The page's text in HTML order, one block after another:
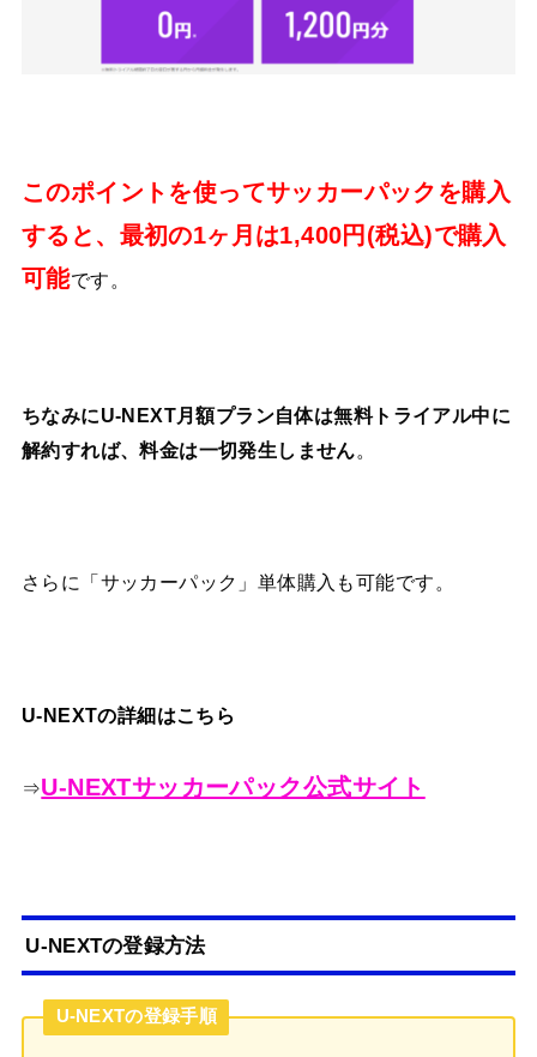
このポイントを使ってサッカーパックを購入
すると、最初の1ヶ月は1,400円(税込)で購入
可能です。
ちなみにU-NEXT月額プラン自体は無料トライアル中に
解約すれば、料金は一切発生しません。
さらに「サッカーパック」単体購入も可能です。
U-NEXTの詳細はこちら
⇒U-NEXTサッカーパック公式サイト
U-NEXTの登録方法
U-NEXTの登録手順